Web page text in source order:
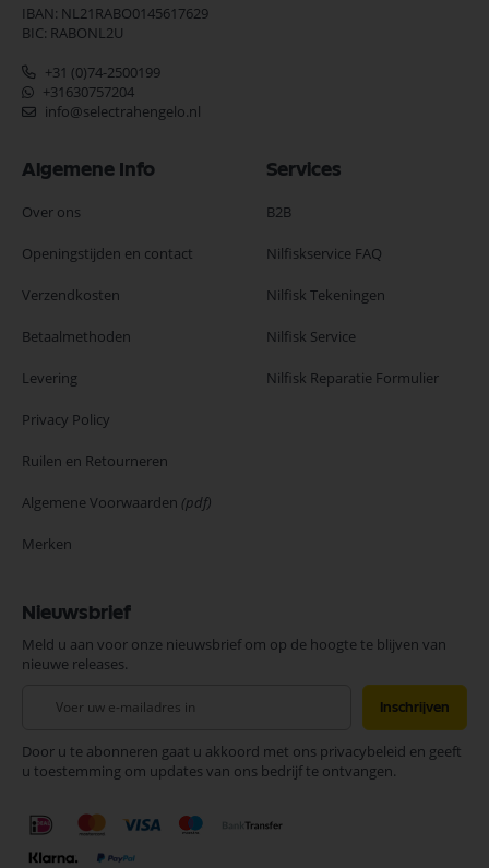
IBAN: NL21RABO0145617629
BIC: RABONL2U
+31 (0)74-2500199
+31630757204
info@selectrahengelo.nl
Algemene Info
Over ons
Openingstijden en contact
Verzendkosten
Betaalmethoden
Levering
Privacy Policy
Ruilen en Retourneren
Algemene Voorwaarden (pdf)
Merken
Services
B2B
Nilfiskservice FAQ
Nilfisk Tekeningen
Nilfisk Service
Nilfisk Reparatie Formulier
Nieuwsbrief
Meld u aan voor onze nieuwsbrief om op de hoogte te blijven van
nieuwe releases.
onze
nieuwsbrief
Inschrijven
Door u te abonneren gaat u akkoord met ons privacybeleid en geeft
u toestemming om updates van ons bedrijf te ontvangen.